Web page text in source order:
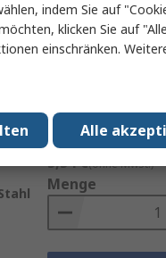
Zwischensumme (1
5,54 €(ohne MwSt.)
Menge
indem Sie auf
klicken Sie auf "Alle
einschränken.
Alle